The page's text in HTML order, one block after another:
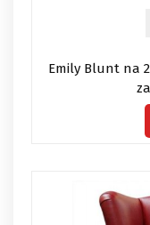
Emily Blunt na